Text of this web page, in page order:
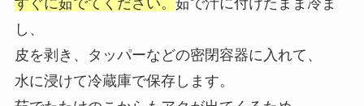
し、
皮を剥き、タッパーなどの密閉容器に入れて、
水に浸けて冷蔵庫で保存します。